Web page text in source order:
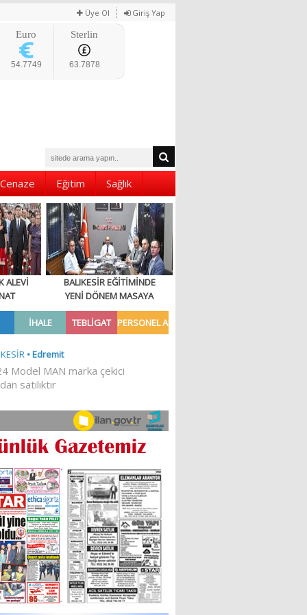
Üye Ol Giriş Yap
Euro
54.7749
Sterlin
63.7878
Cenaze Eğitim Sağlık
ALEVİ
BALIKESİR EĞİTİMİNDE
YENİ DÖNEM MASAYA
YATIRILDI